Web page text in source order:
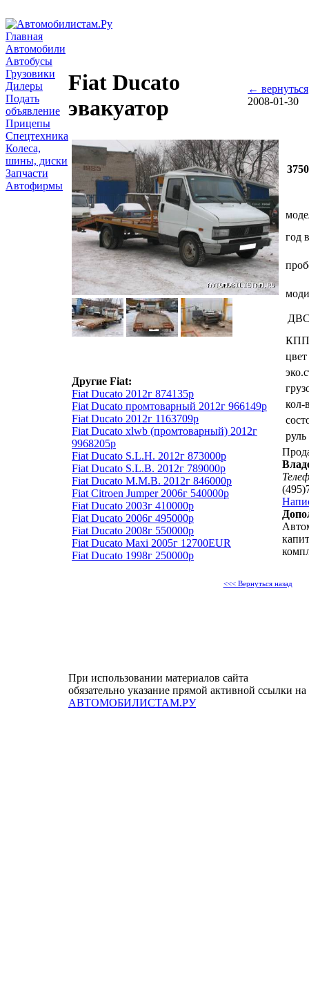
Главная
Автомобили
Автобусы
Грузовики
Дилеры
Подать
объявление
Прицепы
Спецтехника
Колеса,
шины, диски
Запчасти
Автофирмы
Fiat Ducato
эвакуатор
← вернуться
2008-01-30
Другие Fiat:
Fiat Ducato 2012г 874135р
Fiat Ducato промтоварный 2012г 966149р
Fiat Ducato 2012г 1163709р
Fiat Ducato xlwb (промтоварный) 2012г
9968205р
Fiat Ducato S.L.H. 2012г 873000р
Fiat Ducato S.L.B. 2012г 789000р
Fiat Ducato M.M.B. 2012г 846000р
Fiat Citroen Jumper 2006г 540000р
Fiat Ducato 2003г 410000р
Fiat Ducato 2006г 495000р
Fiat Ducato 2008г 550000р
Fiat Ducato Maxi 2005г 12700EUR
Fiat Ducato 1998г 250000р
год
КПП
цвет
кол-
руль
<<< Вернуться назад
При использовании материалов сайта
обязательно указание прямой активной ссылки на
АВТОМОБИЛИСТАМ.РУ